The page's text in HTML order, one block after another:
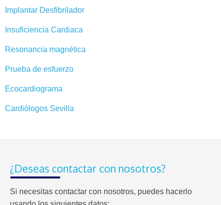
Implantar Desfibrilador
Insuficiencia Cardiaca
Resonancia magnética
Prueba de esfuerzo
Ecocardiograma
Cardiólogos Sevilla
¿Deseas contactar con nosotros?
Si necesitas contactar con nosotros, puedes hacerlo